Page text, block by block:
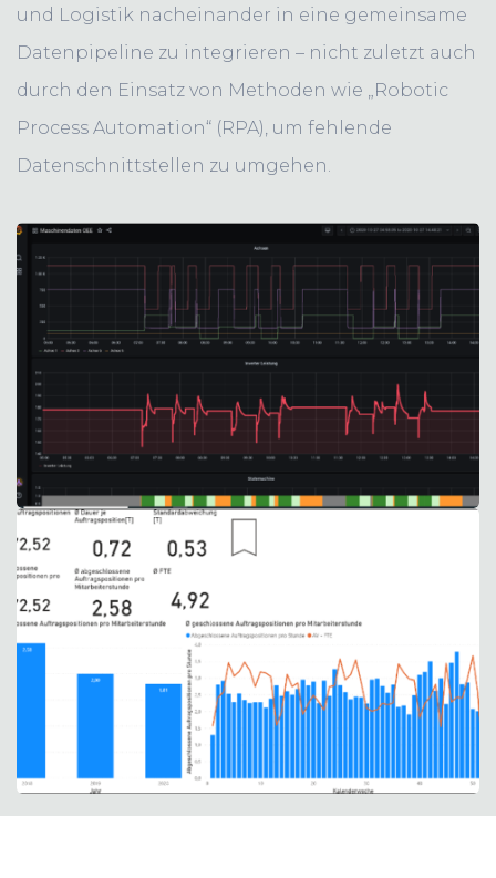
und Logistik nacheinander in eine gemeinsame
Datenpipeline zu integrieren – nicht zuletzt auch
durch den Einsatz von Methoden wie „Robotic
Process Automation“ (RPA), um fehlende
Datenschnittstellen zu umgehen.